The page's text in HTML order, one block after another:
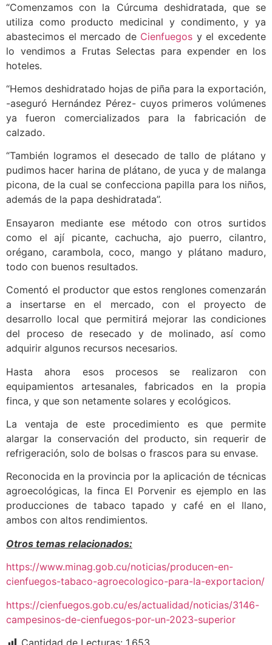
“Comenzamos con la Cúrcuma deshidratada, que se
utiliza como producto medicinal y condimento, y ya
abastecimos el mercado de Cienfuegos y el excedente
lo vendimos a Frutas Selectas para expender en los
hoteles.
“Hemos deshidratado hojas de piña para la exportación,
-aseguró Hernández Pérez- cuyos primeros volúmenes
ya fueron comercializados para la fabricación de
calzado.
“También logramos el desecado de tallo de plátano y
pudimos hacer harina de plátano, de yuca y de malanga
picona, de la cual se confecciona papilla para los niños,
además de la papa deshidratada”.
Ensayaron mediante ese método con otros surtidos
como el ají picante, cachucha, ajo puerro, cilantro,
orégano, carambola, coco, mango y plátano maduro,
todo con buenos resultados.
Comentó el productor que estos renglones comenzarán
a insertarse en el mercado, con el proyecto de
desarrollo local que permitirá mejorar las condiciones
del proceso de resecado y de molinado, así como
adquirir algunos recursos necesarios.
Hasta ahora esos procesos se realizaron con
equipamientos artesanales, fabricados en la propia
finca, y que son netamente solares y ecológicos.
La ventaja de este procedimiento es que permite
alargar la conservación del producto, sin requerir de
refrigeración, solo de bolsas o frascos para su envase.
Reconocida en la provincia por la aplicación de técnicas
agroecológicas, la finca El Porvenir es ejemplo en las
producciones de tabaco tapado y café en el llano,
ambos con altos rendimientos.
Otros temas relacionados:
https://www.minag.gob.cu/noticias/producen-en-
cienfuegos-tabaco-agroecologico-para-la-exportacion/
https://cienfuegos.gob.cu/es/actualidad/noticias/3146-
campesinos-de-cienfuegos-por-un-2023-superior
Cantidad de Lecturas: 1.653